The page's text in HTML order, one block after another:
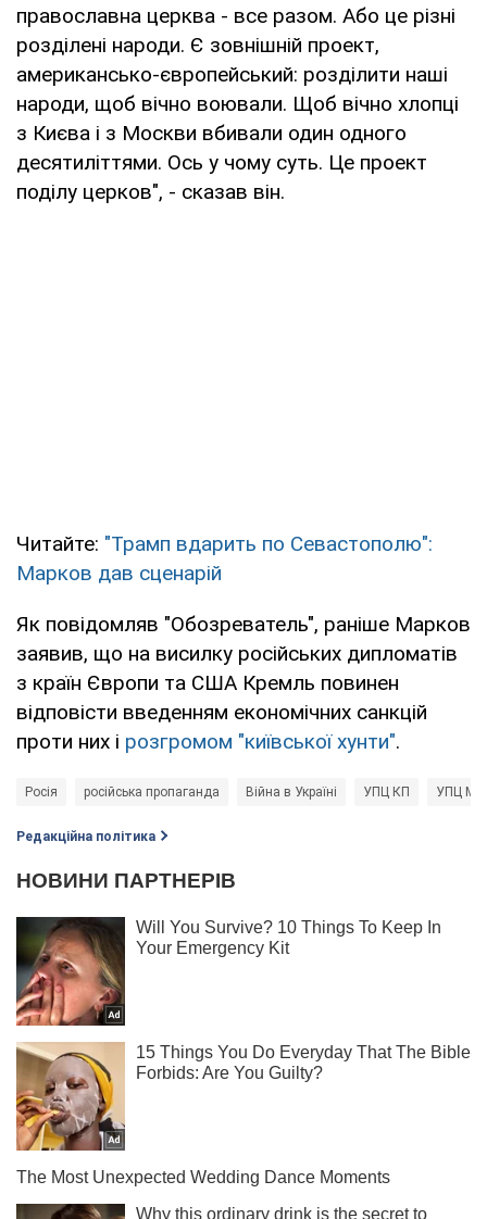
православна церква - все разом. Або це різні
розділені народи. Є зовнішній проект,
американсько-європейський: розділити наші
народи, щоб вічно воювали. Щоб вічно хлопці
з Києва і з Москви вбивали один одного
десятиліттями. Ось у чому суть. Це проект
поділу церков", - сказав він.
Читайте: "Трамп вдарить по Севастополю":
Марков дав сценарій
Як повідомляв "Обозреватель", раніше Марков
заявив, що на висилку російських дипломатів
з країн Європи та США Кремль повинен
відповісти введенням економічних санкцій
проти них і розгромом "київської хунти".
Росія російська пропаганда Війна в Україні УПЦ КП УПЦ МП
Редакційна політика